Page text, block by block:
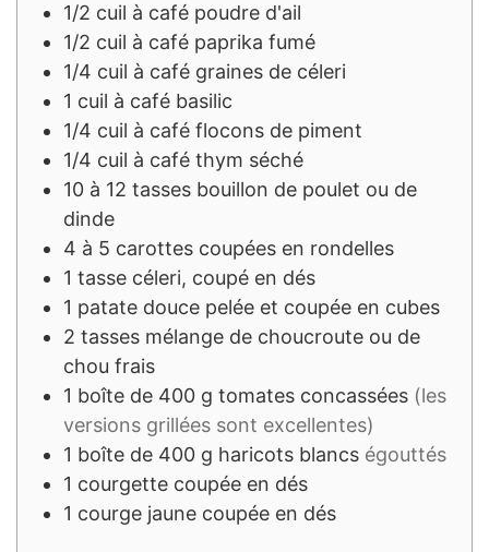
1/2 cuil à café poudre d'ail
1/2 cuil à café paprika fumé
1/4 cuil à café graines de céleri
1 cuil à café basilic
1/4 cuil à café flocons de piment
1/4 cuil à café thym séché
10 à 12 tasses bouillon de poulet ou de
dinde
4 à 5 carottes coupées en rondelles
1 tasse céleri, coupé en dés
1 patate douce pelée et coupée en cubes
2 tasses mélange de choucroute ou de
chou frais
1 boîte de 400 g tomates concassées (les
versions grillées sont excellentes)
1 boîte de 400 g haricots blancs égouttés
1 courgette coupée en dés
1 courge jaune coupée en dés